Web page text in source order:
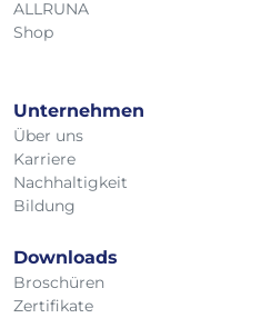
ALLRUNA
Shop
Unternehmen
Über uns
Karriere
Nachhaltigkeit
Bildung
Downloads
Broschüren
Zertifikate